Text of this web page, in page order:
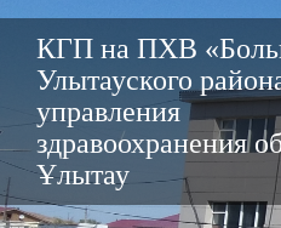
КГП на ПХВ
Улытауского
управления
здравоохранения
Ұлытау